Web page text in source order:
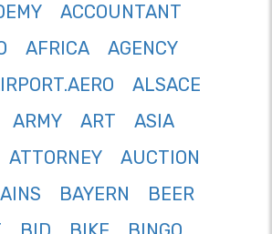
ACCOUNTANT
AFRICA
AGENCY
ALSACE
ARMY ART
ASIA
ATTORNEY
AUCTION
BAYERN
BEER